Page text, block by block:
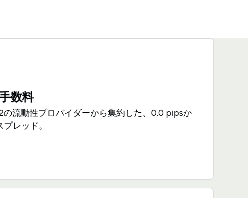
数料
の流動性プロバイダーから集約した、0.0 pipsか
レッド。